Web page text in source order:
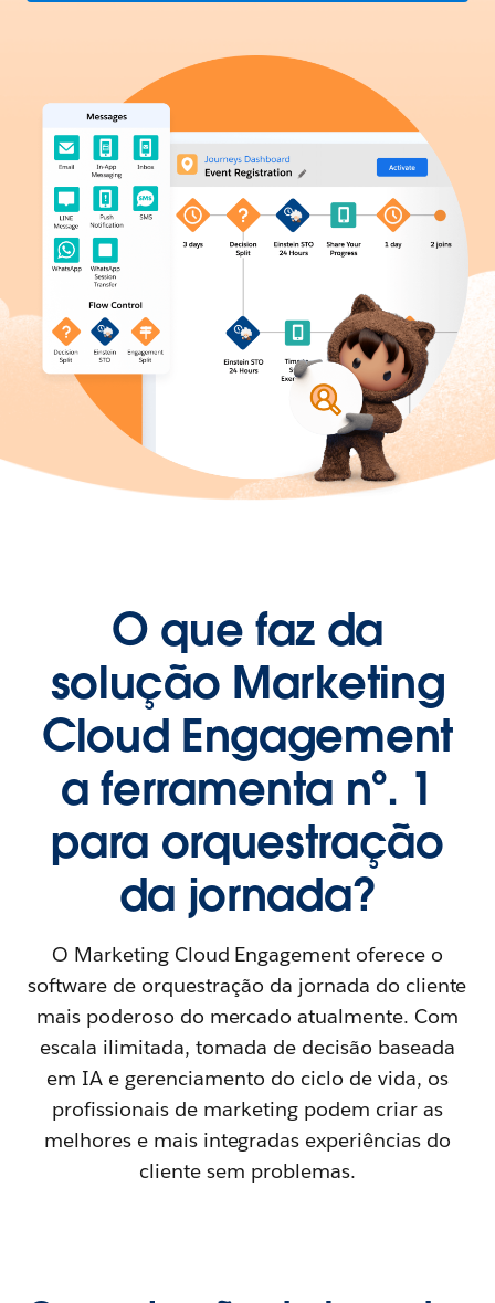
O que faz da
solução Marketing
Cloud Engagement
a ferramenta nº. 1
para orquestração
da jornada?
O Marketing Cloud Engagement oferece o
software de orquestração da jornada do cliente
mais poderoso do mercado atualmente. Com
escala ilimitada, tomada de decisão baseada
em IA e gerenciamento do ciclo de vida, os
profissionais de marketing podem criar as
melhores e mais integradas experiências do
cliente sem problemas.